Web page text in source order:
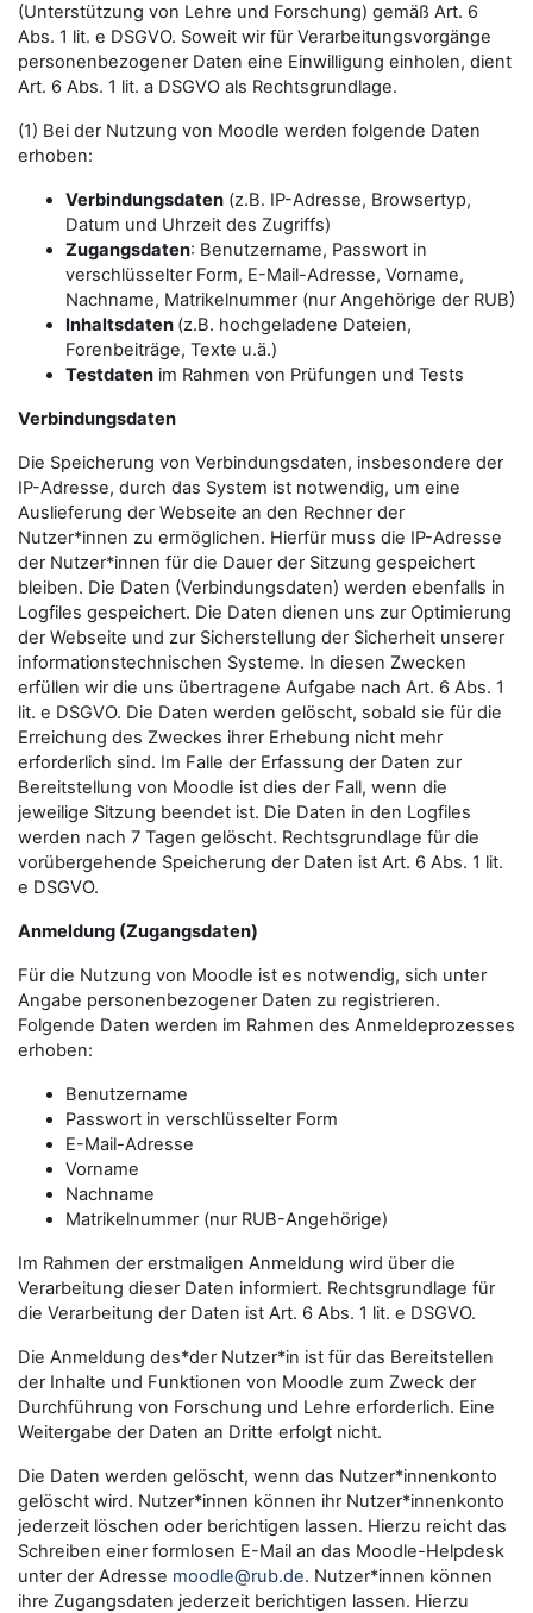
(Unterstützung von Lehre und Forschung) gemäß Art. 6
Abs. 1 lit. e DSGVO. Soweit wir für Verarbeitungsvorgänge
personenbezogener Daten eine Einwilligung einholen, dient
Art. 6 Abs. 1 lit. a DSGVO als Rechtsgrundlage.
(1) Bei der Nutzung von Moodle werden folgende Daten
erhoben:
Verbindungsdaten (z.B. IP-Adresse, Browsertyp,
Datum und Uhrzeit des Zugriffs)
Zugangsdaten: Benutzername, Passwort in
verschlüsselter Form, E-Mail-Adresse, Vorname,
Nachname, Matrikelnummer (nur Angehörige der RUB)
Inhaltsdaten (z.B. hochgeladene Dateien,
Forenbeiträge, Texte u.ä.)
Testdaten im Rahmen von Prüfungen und Tests
Verbindungsdaten
Die Speicherung von Verbindungsdaten, insbesondere der
IP-Adresse, durch das System ist notwendig, um eine
Auslieferung der Webseite an den Rechner der
Nutzer*innen zu ermöglichen. Hierfür muss die IP-Adresse
der Nutzer*innen für die Dauer der Sitzung gespeichert
bleiben. Die Daten (Verbindungsdaten) werden ebenfalls in
Logfiles gespeichert. Die Daten dienen uns zur Optimierung
der Webseite und zur Sicherstellung der Sicherheit unserer
informationstechnischen Systeme. In diesen Zwecken
erfüllen wir die uns übertragene Aufgabe nach Art. 6 Abs. 1
lit. e DSGVO. Die Daten werden gelöscht, sobald sie für die
Erreichung des Zweckes ihrer Erhebung nicht mehr
erforderlich sind. Im Falle der Erfassung der Daten zur
Bereitstellung von Moodle ist dies der Fall, wenn die
jeweilige Sitzung beendet ist. Die Daten in den Logfiles
werden nach 7 Tagen gelöscht. Rechtsgrundlage für die
vorübergehende Speicherung der Daten ist Art. 6 Abs. 1 lit.
e DSGVO.
Anmeldung (Zugangsdaten)
Für die Nutzung von Moodle ist es notwendig, sich unter
Angabe personenbezogener Daten zu registrieren.
Folgende Daten werden im Rahmen des Anmeldeprozesses
erhoben:
Benutzername
Passwort in verschlüsselter Form
E-Mail-Adresse
Vorname
Nachname
Matrikelnummer (nur RUB-Angehörige)
Im Rahmen der erstmaligen Anmeldung wird über die
Verarbeitung dieser Daten informiert. Rechtsgrundlage für
die Verarbeitung der Daten ist Art. 6 Abs. 1 lit. e DSGVO.
Die Anmeldung des*der Nutzer*in ist für das Bereitstellen
der Inhalte und Funktionen von Moodle zum Zweck der
Durchführung von Forschung und Lehre erforderlich. Eine
Weitergabe der Daten an Dritte erfolgt nicht.
Die Daten werden gelöscht, wenn das Nutzer*innenkonto
gelöscht wird. Nutzer*innen können ihr Nutzer*innenkonto
jederzeit löschen oder berichtigen lassen. Hierzu reicht das
Schreiben einer formlosen E-Mail an das Moodle-Helpdesk
unter der Adresse moodle@rub.de. Nutzer*innen können
ihre Zugangsdaten jederzeit berichtigen lassen. Hierzu